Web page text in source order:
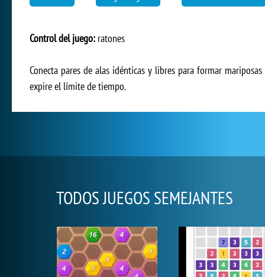
Control del juego: ratones
Conecta pares de alas idénticas y libres para formar
expire el límite de tiempo.
TODOS JUEGOS SEMEJANTES